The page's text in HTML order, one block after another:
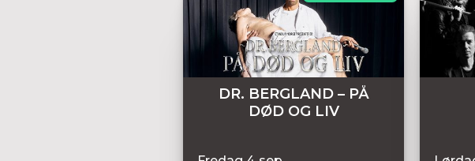
DR. BERGLAND – PÅ
DØD OG LIV